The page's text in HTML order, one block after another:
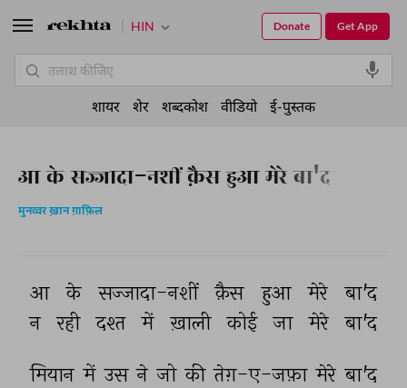
आ के सज्जादा-नशीं क़ैस हुआ मेरे बा'द
मुनव्वर ख़ान ग़ाफ़िल
आ के सज्जादा-नशीं क़ैस हुआ मेरे
बा'द
न
रही दश्त में ख़ाली कोई जा मेरे बा'द
मियान में उस ने जो की तेग़-ए-जफ़ा मेरे बा'द
HIN Get App
Donate
शायर शेर शब्दकोश वीडियो ई-पुस्तक